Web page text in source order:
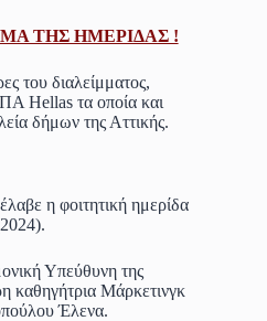
ΤΗΣ ΗΜΕΡΙΔΑΣ !
του διαλείμματος,
Hellas τα οποία και
δήμων της Αττικής.
η φοιτητική ημερίδα
Υπεύθυνη της
καθηγήτρια Μάρκετινγκ
Έλενα.